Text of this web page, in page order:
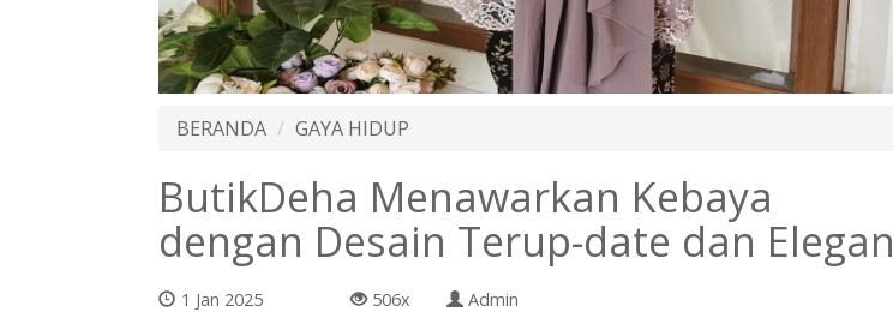
BERANDA GAYA HIDUP
ButikDeha Menawarkan Kebaya
dengan Desain Terup-date dan Elegan
1 Jan 2025 506x Admin